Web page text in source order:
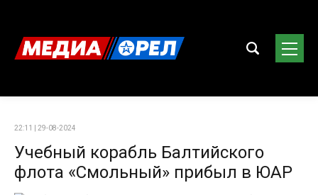
22:11 | 29-08-2024
Учебный корабль Балтийского
флота «Смольный» прибыл в ЮАР